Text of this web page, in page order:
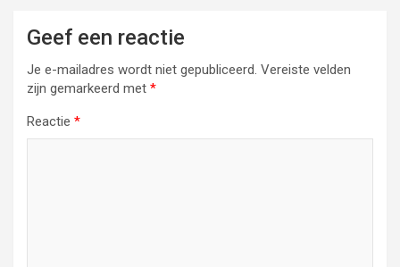
Geef een reactie
Je e-mailadres wordt niet gepubliceerd. Vereiste velden
zijn gemarkeerd met *
Reactie *